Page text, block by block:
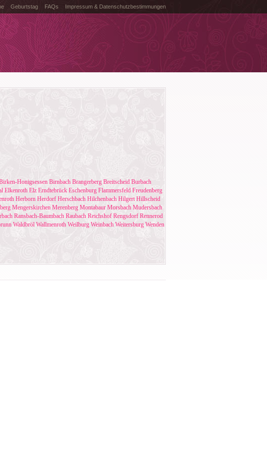
Geburtstag FAQs Impressum & Datenschutzbestimmungen
Honigsessen Birnbach Brangerberg Breitscheid Burbach
Elkenroth Elz Erndtebrück Eschenburg Flammersfeld Freudenberg
Herborn Herdorf Herschbach Hilchenbach Hilgert Hillscheid
Mengerskirchen Merenberg Montabaur Morsbach Mudersbach
Ransbach-Baumbach Raubach Reichshof Rengsdorf Rennerod
Waldbröl Wallmenroth Weilburg Weinbach Weitersburg Wenden